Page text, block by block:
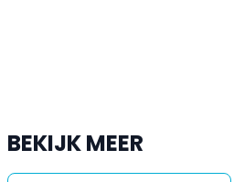
BEKIJK MEER